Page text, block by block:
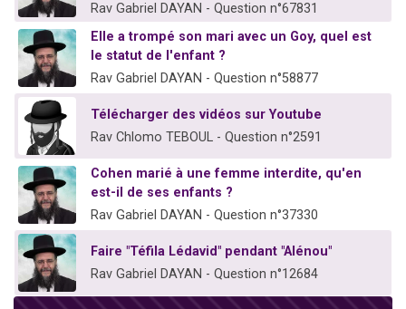
Rav Gabriel DAYAN - Question n°67831
Elle a trompé son mari avec un Goy, quel est
le statut de l'enfant ?
Rav Gabriel DAYAN - Question n°58877
Télécharger des vidéos sur Youtube
Rav Chlomo TEBOUL - Question n°2591
Cohen marié à une femme interdite, qu'en
est-il de ses enfants ?
Rav Gabriel DAYAN - Question n°37330
Faire "Téfila Lédavid" pendant "Alénou"
Rav Gabriel DAYAN - Question n°12684